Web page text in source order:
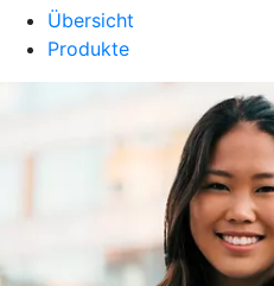
Übersicht
Produkte